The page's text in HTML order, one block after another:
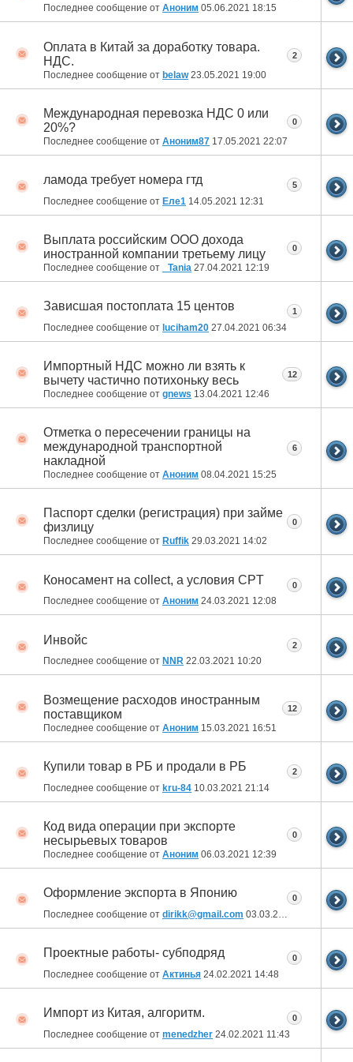
Последнее сообщение от Аноним 05.06.2021 18:15
Оплата в Китай за доработку товара.
НДС.
Последнее сообщение от belaw23.05.2021 19:00
2
Международная перевозка НДС 0 или
20%?
Последнее сообщение от Аноним87 17.05.2021 22:07
0
ламода требует номера гтд
Последнее сообщение от Еле1 14.05.2021 12:31
5
Выплата российским ООО дохода
иностранной компании третьему лицу
Последнее сообщение от _Tania 27.04.2021 12:19
0
Зависшая постоплата 15 центов
Последнее сообщение от luciham20 27.04.2021 06:34
1
Импортный НДС можно ли взять к
вычету частично потихоньку весь
Последнее сообщение от gnews 13.04.2021 12:46
12
Отметка о пересечении границы на
международной транспортной
накладной
Последнее сообщение от Аноним 08.04.2021 15:25
6
Паспорт сделки (регистрация) при займе
физлицу
Последнее сообщение от Ruffik 29.03.2021 14:02
0
Коносамент на collect, а условия CPT
Последнее сообщение от Аноним 24.03.2021 12:08
0
Инвойс
Последнее сообщение от NNR 22.03.2021 10:20
2
Возмещение расходов иностранным
поставщиком
Последнее сообщение от Аноним 15.03.2021 16:51
12
Купили товар в РБ и продали в РБ
Последнее сообщение от kru-84 10.03.2021 21:14
2
Код вида операции при экспорте
несырьевых товаров
Последнее сообщение от Аноним 06.03.2021 12:39
0
Оформление экспорта в Японию
Последнее сообщение от dirikk@gmail.com 03.03.2021
0
Проектные работы- субподряд
Последнее сообщение от Актинья 24.02.2021 14:48
0
Импорт из Китая, алгоритм.
Последнее сообщение от menedzher 24.02.2021 11:43
0